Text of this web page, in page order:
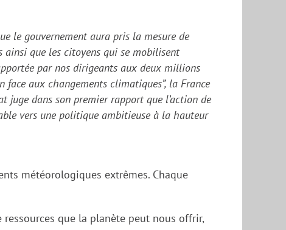
le gouvernement aura pris la mesure de
ainsi que les citoyens qui se mobilisent
par nos dirigeants aux deux millions
face aux changements climatiques”, la France
juge dans son premier rapport que l’action de
vers une politique ambitieuse à la hauteur
météorologiques extrêmes. Chaque
que la planète peut nous offrir,